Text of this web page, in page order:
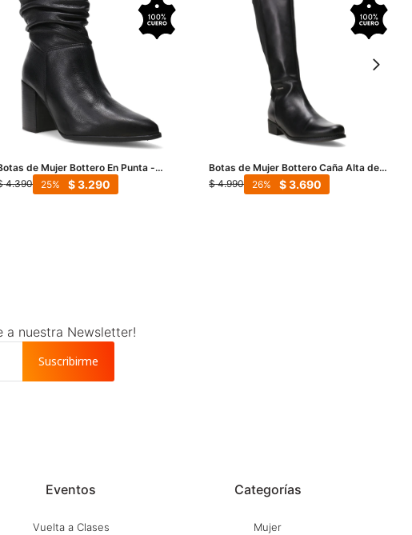
de Mujer Bottero En Punta -
4.390 $3.290
25
Botas de Mujer Bottero Caña Alta de
Cuero - Negro
$ 4.990 $3.690
26
Eventos
Vuelta a Clases
Categorías
Mujer
nuestra Newsletter!
Suscribirme